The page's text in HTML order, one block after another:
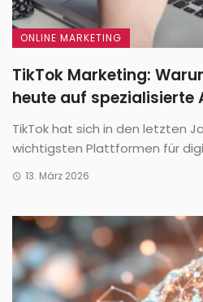
ONLINE MARKETING
TikTok Marketing:
heute auf spezialisierte
TikTok hat sich in den letzten
wichtigsten Plattformen für
13. März 2026